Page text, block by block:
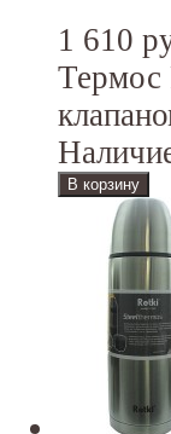
1 610
Термос